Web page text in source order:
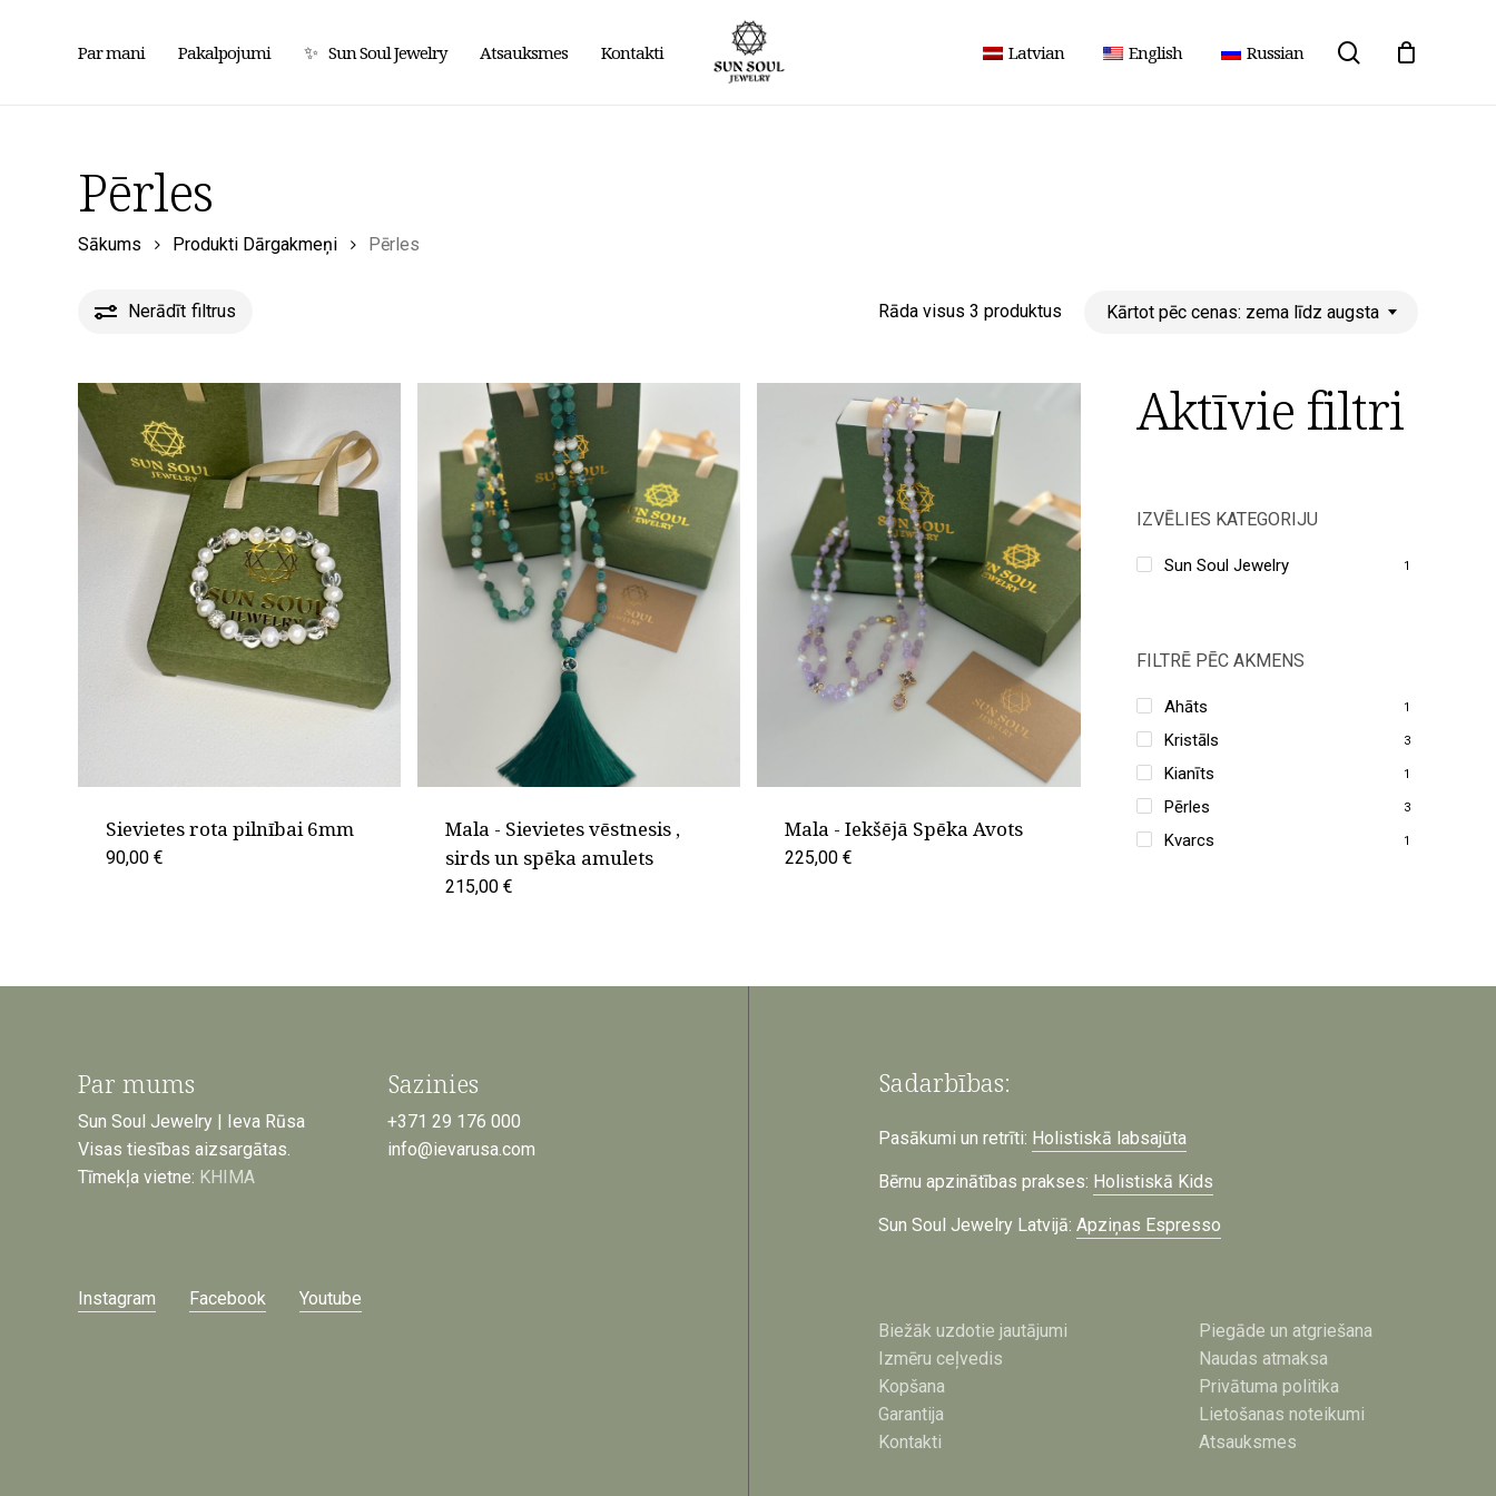
Par mani Pakalpojumi ✨ Sun Soul Jewelry Atsauksmes Kontakti Latvian English Russian meklēšana
Pērles
Sākums Produkti Dārgakmeņi Pērles
Nerādīt filtrus Rāda visus 3 produktus Sakārtoti
līdz
Kārtot pēc cenas: zema līdz augsta
Sievietes rota pilnībai 6mm
90,00 €
Mala - Sievietes vēstnesis ,
sirds un spēka amulets
215,00€
Mala - Iekšējā Spēka Avots
225,00€
Aktīvie filtri
IZVĒLIES KATEGORIJU
Sun Soul Jewelry 1
FILTRĒ PĒC AKMENS
Ahāts 1
Kristāls 3
Kianīts 1
Pērles 3
Kvarcs 1
Par mums
Sun Soul Jewelry | Ieva Rūsa
Visas tiesības aizsargātas.
Tīmekļa vietne: KHIMA
Sazinies
+371 29 176 000
info@ievarusa.com
Instagram Facebook Youtube
Sadarbības:
Pasākumi un retrīti: Holistiskā labsajūta
Bērnu apzinātības prakses: Holistiskā Kids
Sun Soul Jewelry Latvijā:Apziņas Espresso
Biežāk uzdotie jautājumi
Izmēru ceļvedis
Kopšana
Garantija
Kontakti
Piegāde un atgriešana
Naudas atmaksa
Privātuma politika
Lietošanas noteikumi
Atsauksmes